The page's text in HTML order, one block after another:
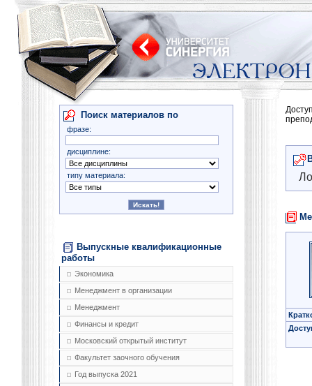
Поиск материалов по
фразе:
дисциплине:
типу материала:
Выпускные квалификационные
работы
Экономика
Менеджмент в организации
Менеджмент
Финансы и кредит
Московский открытый институт
Факультет заочного обучения
Год выпуска 2021